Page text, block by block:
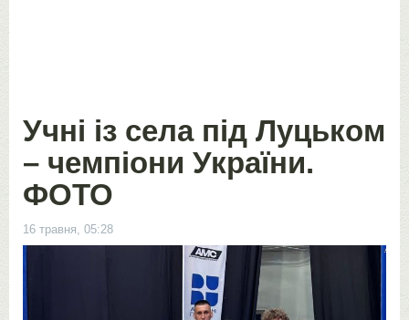
Учні із села під Луцьком
– чемпіони України.
ФОТО
16 травня, 05:28